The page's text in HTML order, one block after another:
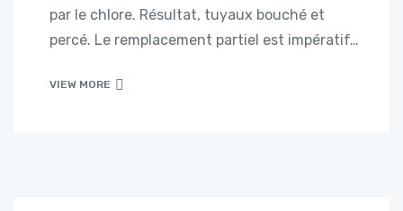
par le chlore. Résultat, tuyaux bouché et
percé. Le remplacement partiel est impératif…
VIEW MORE